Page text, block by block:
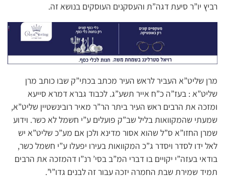
רביץ יו”ר סיעת דגה”ת והעסקנים העוסקים בנושא זה.
מרן שליט”א העביר לראש העיר מכתב בכתי”ק שבו כותב מרן
שליט”א : בעז”ה כ”ח אייר תשע”ג. לכבוד גברא דמרא סייעא
ומזכה את הרבים ראש העיר ביתר הר”ר מאיר רובינשטיין שליט”א,
שמעתי שהמקוואות בליל שב”ק פועלים ע”י חשמל לא כשר. וידוע
שמרן החזו”א ס”ל שהוא אסור מדינא ולכן אם מע”כ שליט”א יש
לאל ידו לסדר ויסדר ג”כ המקוואות בעירו יפעלו ע”י חשמל כשר,
בודאי בעזה”י יקויים בו דברי המ”ב בסי’ רנ”ו דהמזכה את הרבים
תמיד שמירת שבת החמרה יזכה עבור זה לבנים גדו”י”.